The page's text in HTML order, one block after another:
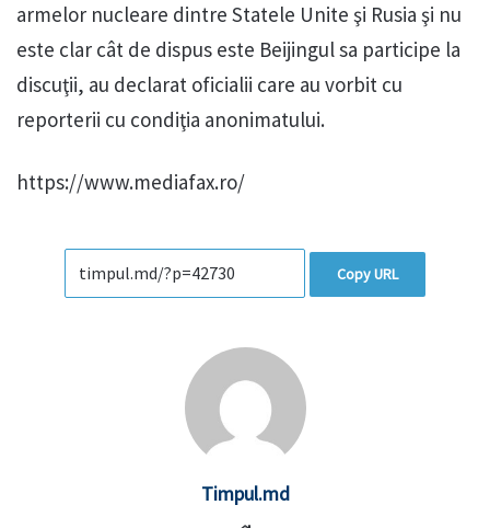
armelor nucleare dintre Statele Unite şi Rusia şi nu
este clar cât de dispus este Beijingul sa participe la
discuţii, au declarat oficialii care au vorbit cu
reporterii cu condiţia anonimatului.
https://www.mediafax.ro/
Copy URL
Timpul.md